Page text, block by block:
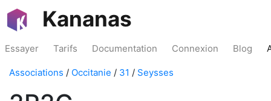
Kananas
Essayer Tarifs Documentation Connexion Blog
Associations / Occitanie / 31 / Seysses